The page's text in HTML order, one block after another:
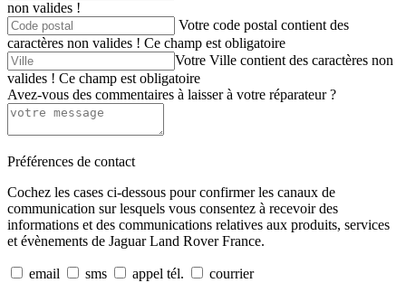
non valides !
Votre code postal contient des
caractères non valides ! Ce champ est obligatoire
Votre Ville contient des caractères non
valides ! Ce champ est obligatoire
Avez-vous des commentaires à laisser à votre réparateur ?
Préférences de contact
Cochez les cases ci-dessous pour confirmer les canaux de
communication sur lesquels vous consentez à recevoir des
informations et des communications relatives aux produits, services
et évènements de Jaguar Land Rover France.
email sms appel tél. courrier